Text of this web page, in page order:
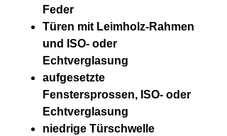
Feder
Türen mit Leimholz-Rahmen
und ISO- oder
Echtverglasung
aufgesetzte
Fenstersprossen, ISO- oder
Echtverglasung
niedrige Türschwelle